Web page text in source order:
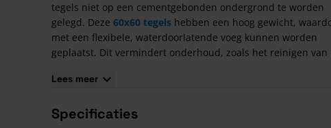
tegels niet op een cementgebonden ondergrond te worden
gelegd. Deze 60x60 tegels hebben een hoog gewicht,
met een flexibele, waterdoorlatende voeg kunnen worden
geplaatst. Dit vermindert onderhoud, zoals het reinigen van
Cerasun tegels geleverd met 2 mm afstandhouders om
verschillende afmetingen, zoals 30x60 cm, 40x80 cm, 60x60
Lees meer
Specificaties